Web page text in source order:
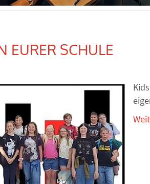
EURER SCHULE